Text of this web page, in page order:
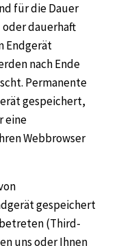
für die Dauer
oder dauerhaft
Endgerät
nach Ende
Permanente
gespeichert,
eine
Webbrowser
gespeichert
(Third-
uns oder Ihnen